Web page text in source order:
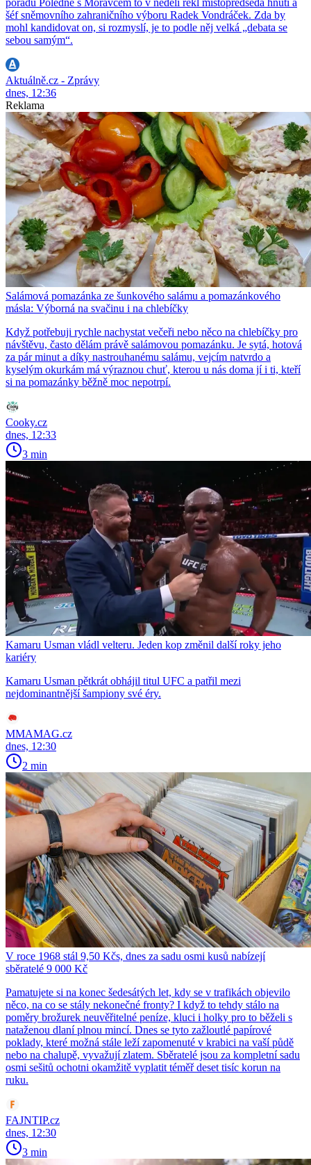
šéf sněmovního zahraničního výboru Radek Vondráček. Zda by
mohl kandidovat on, si rozmyslí, je to podle něj velká „debata se
sebou samým“.
Aktuálně.cz - Zprávy
dnes, 12:36
Reklama
Salámová pomazánka ze šunkového salámu a pomazánkového
másla: Výborná na svačinu i na chlebíčky
Když potřebuji rychle nachystat večeři nebo něco na chlebíčky pro
návštěvu, často dělám právě salámovou pomazánku. Je sytá, hotová
za pár minut a díky nastrouhanému salámu, vejcím natvrdo a
kyselým okurkám má výraznou chuť, kterou u nás doma jí i ti, kteří
si na pomazánky běžně moc nepotrpí.
Cooky.cz
dnes, 12:33
3 min
Kamaru Usman vládl velteru. Jeden kop změnil další roky jeho
kariéry
Kamaru Usman pětkrát obhájil titul UFC a patřil mezi
nejdominantnější šampiony své éry.
MMAMAG.cz
dnes, 12:30
2 min
V roce 1968 stál 9,50 Kčs, dnes za sadu osmi kusů nabízejí
sběratelé 9 000 Kč
Pamatujete si na konec šedesátých let, kdy se v trafikách objevilo
něco, na co se stály nekonečné fronty? I když to tehdy stálo na
poměry brožurek neuvěřitelné peníze, kluci i holky pro to běželi s
nataženou dlaní plnou mincí. Dnes se tyto zažloutlé papírové
poklady, které možná stále leží zapomenuté v krabici na vaší půdě
nebo na chalupě, vyvažují zlatem. Sběratelé jsou za kompletní sadu
osmi sešitů ochotni okamžitě vyplatit téměř deset tisíc korun na
ruku.
FAJNTIP.cz
dnes, 12:30
3 min